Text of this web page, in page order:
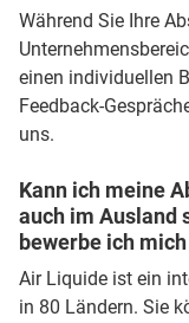
Während Sie Ihre
einen individuellen
Feedback-
uns.
Kann ich meine
auch im Ausland
bewerbe ich
Air Liquide ist ein
in 80 Ländern. Sie